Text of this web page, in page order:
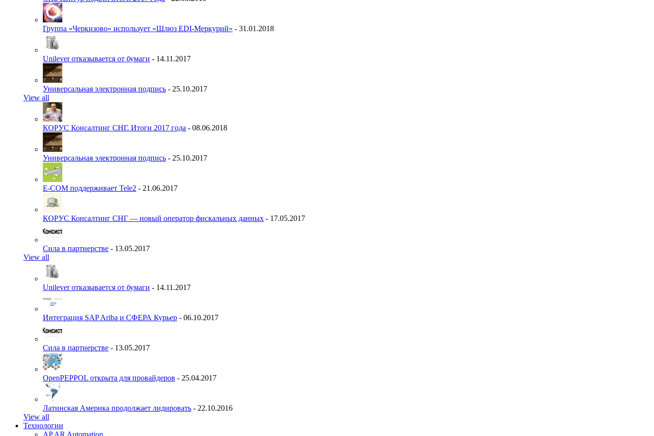
Группа «Черкизово» использует «Шлюз EDI-Меркурий» - 31.01.2018
Unilever отказывается от бумаги - 14.11.2017
Универсальная электронная подпись - 25.10.2017
View all
КОРУС Консалтинг СНГ. Итоги 2017 года - 08.06.2018
Универсальная электронная подпись - 25.10.2017
E-COM поддерживает Tele2 - 21.06.2017
КОРУС Консалтинг СНГ — новый оператор фискальных данных - 17.05.2017
Сила в партнерстве - 13.05.2017
View all
Unilever отказывается от бумаги - 14.11.2017
Интеграция SAP Ariba и СФЕРА Курьер - 06.10.2017
Сила в партнерстве - 13.05.2017
OpenPEPPOL открыта для провайдеров - 25.04.2017
Латинская Америка продолжает лидировать - 22.10.2016
View all
Технологии